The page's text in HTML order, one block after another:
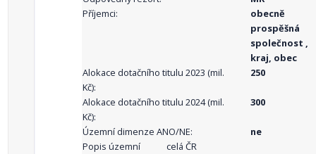
Příjemci:
obecně
prospěšná
společnost ,
kraj, obec
Alokace dotačního titulu 2023 (mil.
Kč):
250
Alokace dotačního titulu 2024 (mil.
Kč):
300
Územní dimenze ANO/NE:
ne
Popis územní
celá ČR